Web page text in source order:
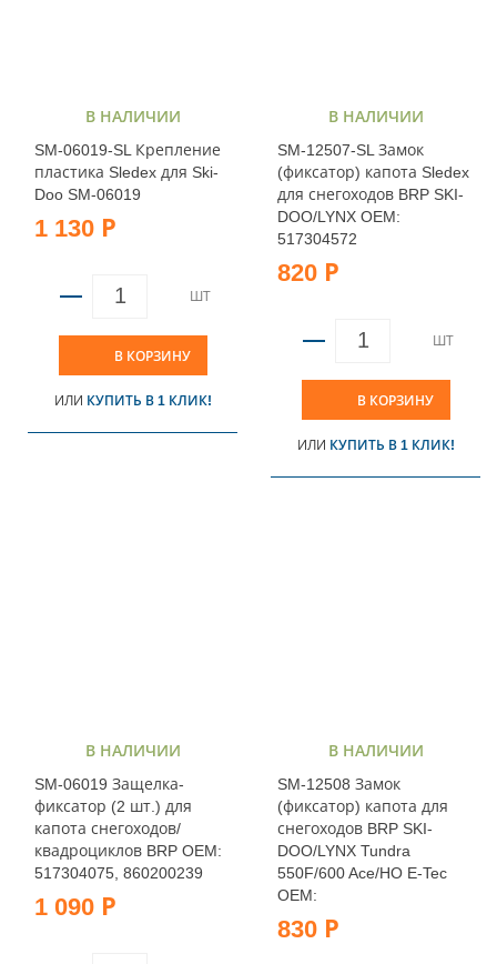
В НАЛИЧИИ
SM-06019-SL Крепление
пластика Sledex для Ski-
Doo SM-06019
1 130 Р
ШТ
В КОРЗИНУ
ИЛИ КУПИТЬ В 1 КЛИК!
В НАЛИЧИИ
SM-12507-SL Замок
(фиксатор) капота Sledex
для снегоходов BRP SKI-
DOO/LYNX OEM:
517304572
820 Р
ШТ
В КОРЗИНУ
ИЛИ КУПИТЬ В 1 КЛИК!
В НАЛИЧИИ
SM-06019 Защелка-
фиксатор (2 шт.) для
капота снегоходов/
квадроциклов BRP OEM:
517304075, 860200239
1 090 Р
В НАЛИЧИИ
SM-12508 Замок
(фиксатор) капота для
снегоходов BRP SKI-
DOO/LYNX Tundra
550F/600 Ace/HO E-Tec
OEM:
830 Р